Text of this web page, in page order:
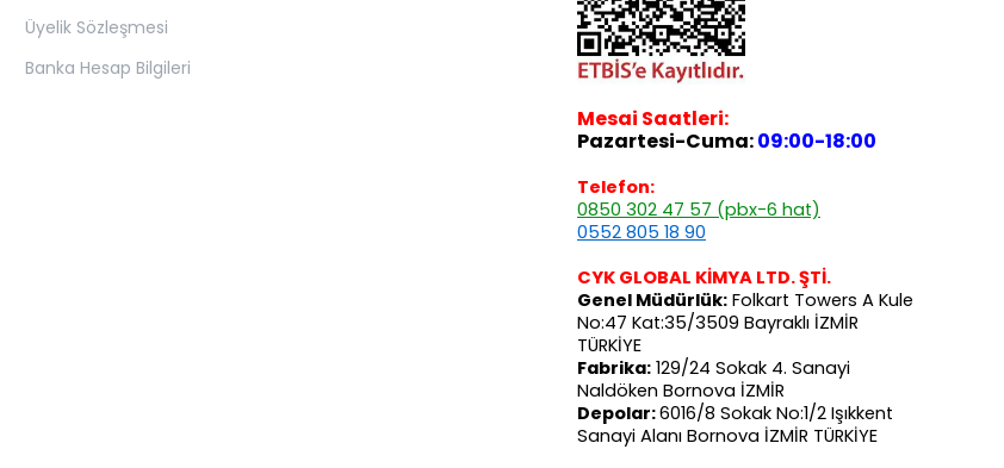
Üyelik Sözleşmesi
Banka Hesap Bilgileri
Mesai Saatleri:
Pazartesi-Cuma:09:00-18:00
Telefon:
0850 302 47 57 (pbx-6 hat)
0552 805 18 90
CYK GLOBAL KİMYA LTD. ŞTİ.
Genel Müdürlük: Folkart Towers A Kule
No:47 Kat:35/3509 Bayraklı İZMİR
TÜRKİYE
Fabrika: 129/24 Sokak 4. Sanayi
Naldöken Bornova İZMİR
Depolar:6016/8 Sokak No:1/2 Işıkkent
Sanayi Alanı Bornova İZMİR TÜRKİYE